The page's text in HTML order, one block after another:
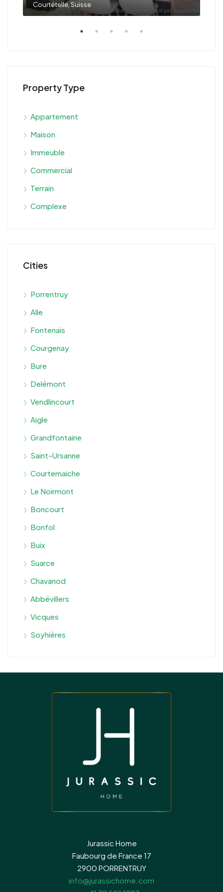
Courtételle, Suisse
Property Type
Appartement
Maison
Immeuble
Commercial
Terrain
Complexe
Cities
Porrentruy
Alle
Fontenais
Courgenay
Bure
Delémont
Vendlincourt
Aigle
Grandfontaine
Saint-Ursanne
Courtemaiche
Le Noirmont
Boncourt
Bonfol
Buix
Suarce
Chavanod
Abbévillers
Vicques
Soyhières
Jurassic Home
Faubourg de France 17
2900 PORRENTRUY
info@jurassichome.com